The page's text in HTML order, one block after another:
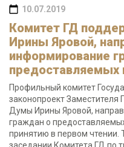
10.07.2019
Комитет ГД
Ирины Яровой,
информирование
предоставляемых
Профильный комитет
законопроект Заместителя
Думы Ирины Яровой,
граждан о
принятию в первом чтении.